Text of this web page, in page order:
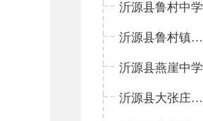
沂源县鲁村中学
沂源县鲁村镇中心小学
沂源县燕崖中学
沂源县大张庄中心学校